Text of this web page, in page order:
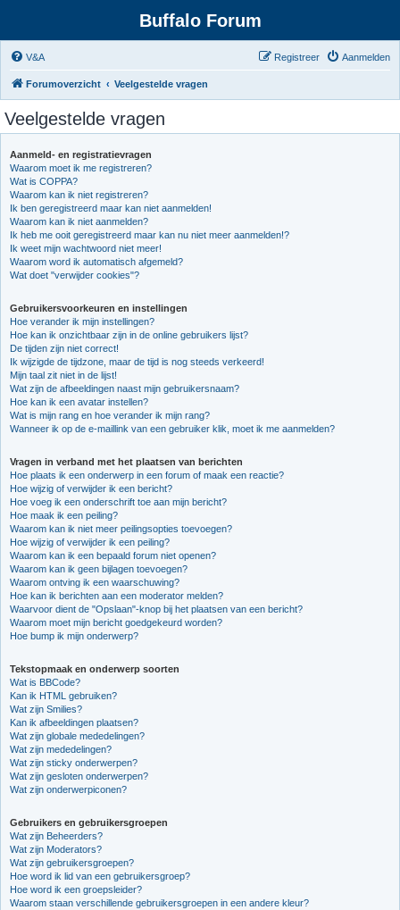
Buffalo Forum
V&A Aanmelden
Registreer
Forumoverzicht Veelgestelde vragen
Veelgestelde vragen
Aanmeld- en registratievragen
Waarom moet ik me registreren?
Wat is COPPA?
Waarom kan ik niet registreren?
Ik ben geregistreerd maar kan niet aanmelden!
Waarom kan ik niet aanmelden?
Ik heb me ooit geregistreerd maar kan nu niet meer aanmelden!?
Ik weet mijn wachtwoord niet meer!
Waarom word ik automatisch afgemeld?
Wat doet "verwijder cookies"?
Gebruikersvoorkeuren en instellingen
Hoe verander ik mijn instellingen?
Hoe kan ik onzichtbaar zijn in de online gebruikers lijst?
De tijden zijn niet correct!
Ik wijzigde de tijdzone, maar de tijd is nog steeds verkeerd!
Mijn taal zit niet in de lijst!
Wat zijn de afbeeldingen naast mijn gebruikersnaam?
Hoe kan ik een avatar instellen?
Wat is mijn rang en hoe verander ik mijn rang?
Wanneer ik op de e-maillink van een gebruiker klik, moet ik me aanmelden?
Vragen in verband met het plaatsen van berichten
Hoe plaats ik een onderwerp in een forum of maak een reactie?
Hoe wijzig of verwijder ik een bericht?
Hoe voeg ik een onderschrift toe aan mijn bericht?
Hoe maak ik een peiling?
Waarom kan ik niet meer peilingsopties toevoegen?
Hoe wijzig of verwijder ik een peiling?
Waarom kan ik een bepaald forum niet openen?
Waarom kan ik geen bijlagen toevoegen?
Waarom ontving ik een waarschuwing?
Hoe kan ik berichten aan een moderator melden?
Waarvoor dient de "Opslaan"-knop bij het plaatsen van een bericht?
Waarom moet mijn bericht goedgekeurd worden?
Hoe bump ik mijn onderwerp?
Tekstopmaak en onderwerp soorten
Wat is BBCode?
Kan ik HTML gebruiken?
Wat zijn Smilies?
Kan ik afbeeldingen plaatsen?
Wat zijn globale mededelingen?
Wat zijn mededelingen?
Wat zijn sticky onderwerpen?
Wat zijn gesloten onderwerpen?
Wat zijn onderwerpiconen?
Gebruikers en gebruikersgroepen
Wat zijn Beheerders?
Wat zijn Moderators?
Wat zijn gebruikersgroepen?
Hoe word ik lid van een gebruikersgroep?
Hoe word ik een groepsleider?
Waarom staan verschillende gebruikersgroepen in een andere kleur?